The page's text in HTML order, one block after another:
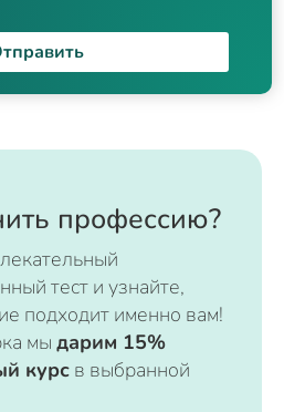
профессию?
тест и узнайте,
подходит именно вам!
мы дарим 15%
курс в выбранной